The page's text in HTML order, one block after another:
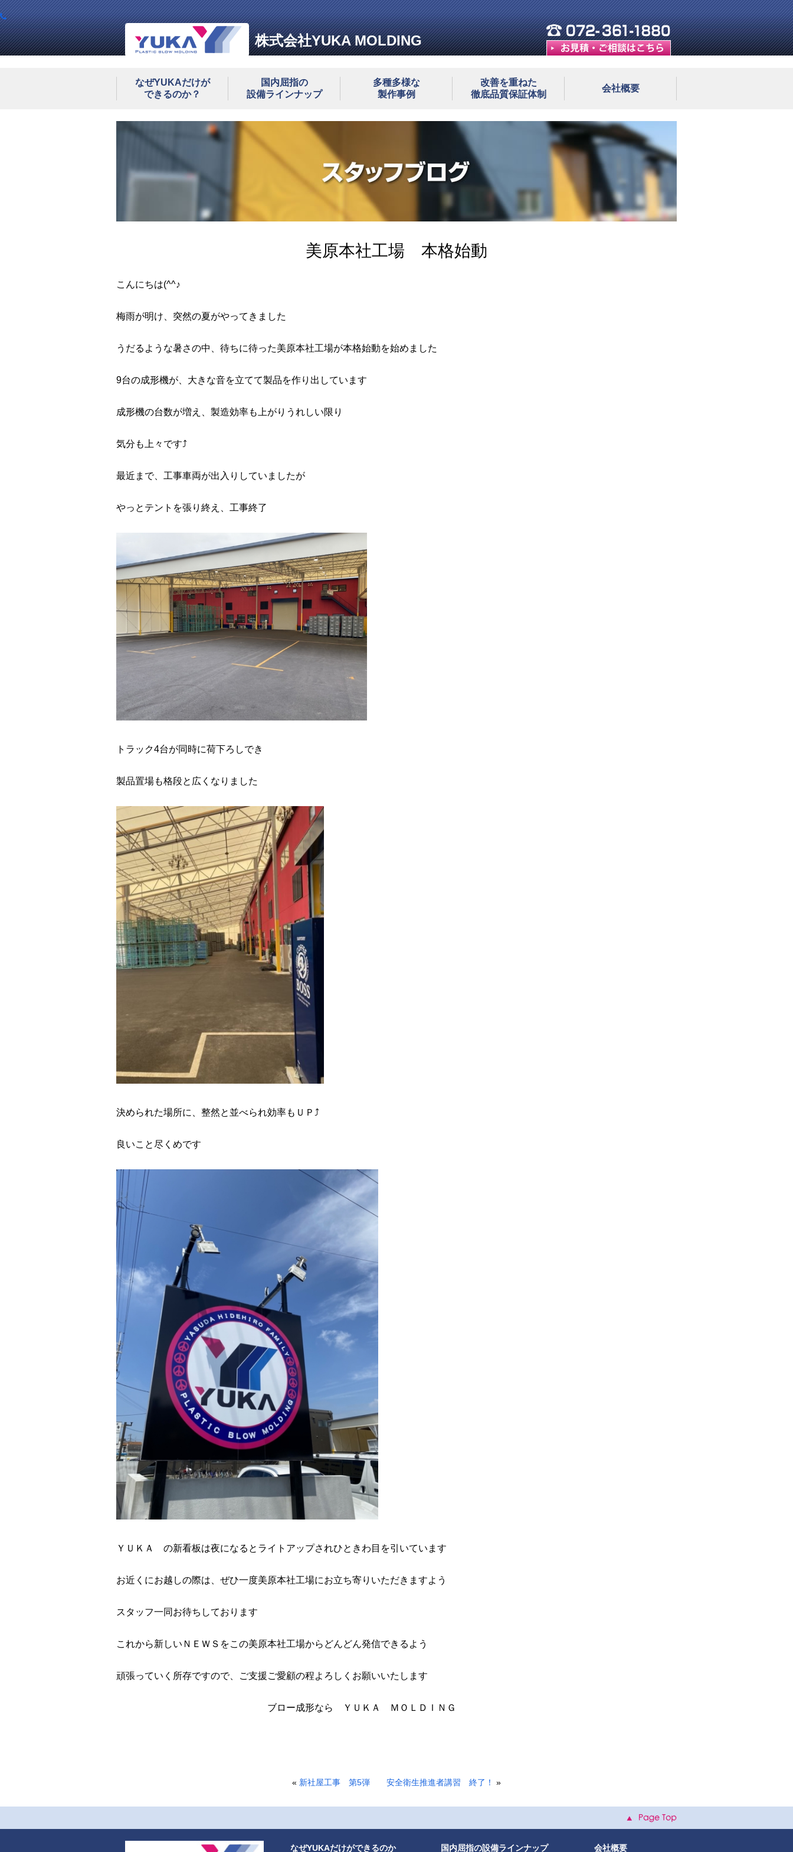
株式会社YUKA MOLDING
なぜYUKAだけが
できるのか？
国内屈指の
設備ラインナップ
多種多様な
製作事例
改善を重ねた
徹底品質保証体制
会社概要
美原本社工場 本格始動
こんにちは(^^♪
梅雨が明け、突然の夏がやってきました
うだるような暑さの中、待ちに待った美原本社工場が本格始動を始めました
9台の成形機が、大きな音を立てて製品を作り出しています
成形機の台数が増え、製造効率も上がりうれしい限り
気分も上々です⤴
最近まで、工事車両が出入りしていましたが
やっとテントを張り終え、工事終了
トラック4台が同時に荷下ろしでき
製品置場も格段と広くなりました
決められた場所に、整然と並べられ効率もＵＰ⤴
良いこと尽くめです
ＹＵＫＡ の新看板は夜になるとライトアップされひときわ目を引いています
お近くにお越しの際は、ぜひ一度美原本社工場にお立ち寄りいただきますよう
スタッフ一同お待ちしております
これから新しいＮＥＷＳをこの美原本社工場からどんどん発信できるよう
頑張っていく所存ですので、ご支援ご愛顧の程よろしくお願いいたします
ブロー成形なら ＹＵＫＡ ＭＯＬＤＩＮＧ
« 新社屋工事 第5弾 安全衛生推進者講習 終了！ »
会社概要
なぜYUKAだけができるのか 国内屈指の設備ラインナップ